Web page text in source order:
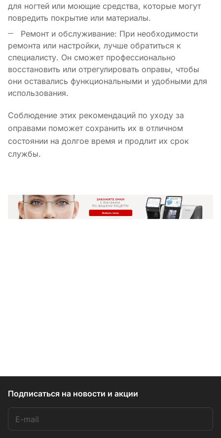
для ногтей или моющие средства, которые могут
повредить покрытие или материалы.
Ремонт и обслуживание: При необходимости
ремонта или настройки, лучше обратиться к
специалисту. Он сможет профессионально
восстановить или отрегулировать оправы, чтобы
они оставались функциональными и удобными для
использования.
Соблюдение этих рекомендаций по уходу за
оправами поможет сохранить их в отличном
состоянии на долгое время и продлит их срок
службы.
Подписаться на новости и акции